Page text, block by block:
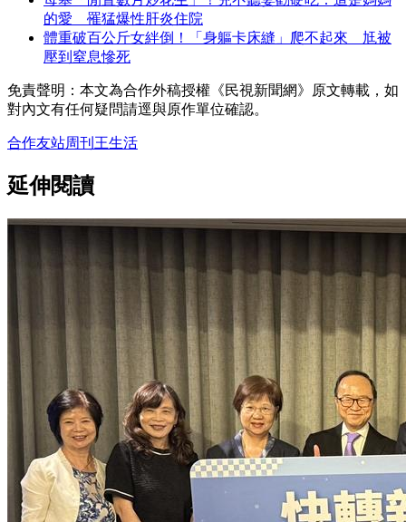
的愛 罹猛爆性肝炎住院
體重破百公斤女絆倒！「身軀卡床縫」爬不起來 尪被
壓到窒息慘死
免責聲明：本文為合作外稿授權《民視新聞網》原文轉載，如
對內文有任何疑問請逕與原作單位確認。
合作友站周刊王生活
延伸閱讀